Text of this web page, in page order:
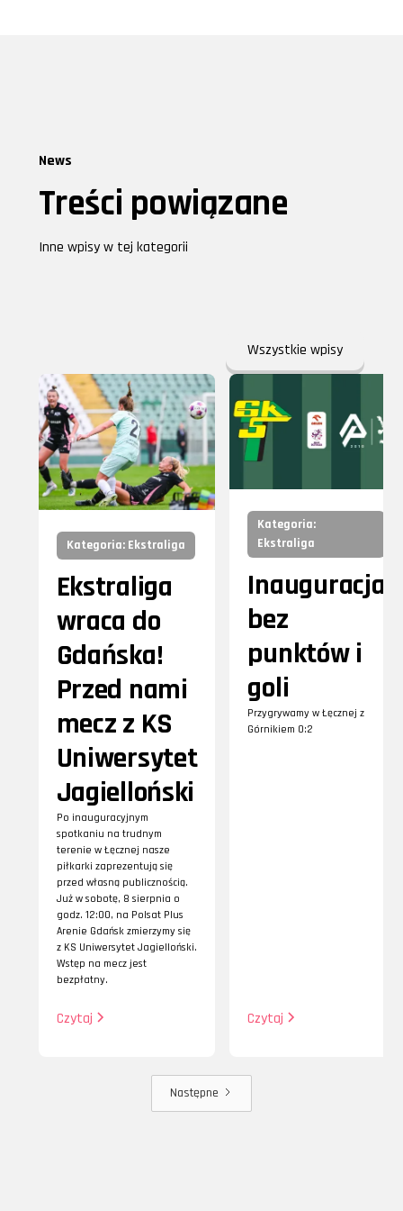
News
Treści powiązane
Inne wpisy w tej kategorii
Wszystkie wpisy
Kategoria: Ekstraliga
Ekstraliga
wraca do
Gdańska!
Przed nami
mecz z KS
Uniwersytet
Jagielloński
Po inauguracyjnym
spotkaniu na trudnym
terenie w Łęcznej nasze
piłkarki zaprezentują się
przed własną publicznością.
Już w sobotę, 8 sierpnia o
godz. 12:00, na Polsat Plus
Arenie Gdańsk zmierzymy się
z KS Uniwersytet Jagielloński.
Wstęp na mecz jest
bezpłatny.
Czytaj
Kategoria:
Ekstraliga
Inauguracja
bez
punktów i
goli
Przygrywamy w Łęcznej z
Górnikiem 0:2
Czytaj
Następne